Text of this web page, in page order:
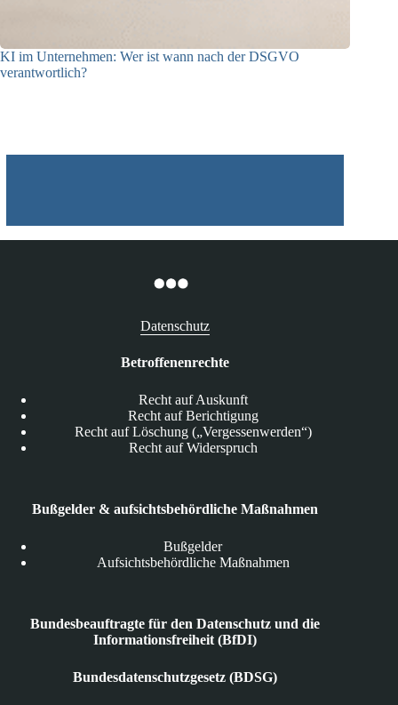
KI im Unternehmen: Wer ist wann nach der DSGVO
verantwortlich?
Datenschutz
Betroffenenrechte
Recht auf Auskunft
Recht auf Berichtigung
Recht auf Löschung („Vergessenwerden“)
Recht auf Widerspruch
Bußgelder & aufsichtsbehördliche Maßnahmen
Bußgelder
Aufsichtsbehördliche Maßnahmen
Bundesbeauftragte für den Datenschutz und die
Informationsfreiheit (BfDI)
Bundesdatenschutzgesetz (BDSG)